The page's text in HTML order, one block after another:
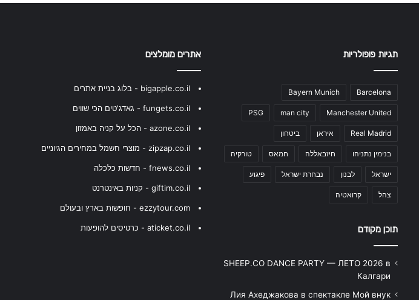
תגיות פופולריות
Barcelona
Bayern Munich
Manchester United
man city
PSG
Real Madrid איראן ביטחון
בנימין נתניהו חיזבאללה חמאס טורקיה
ישראל לבנון נבחרת ישראל פיגוע
צהל קרואטיה
תוכן מקודם
SHEEP.CO DANCE PARTY — ЛЕТО 2026 в
Калгари
Лия Ахеджакова в спектакле Мой внук
אתרים מומלצים
bigapple.co.il - בלוג בניית אתרים
fungets.co.il - גאדג'טים הכי שווים
azone.co.il - הכל על קניה באמזון
zipzap.co.il - מוצרי חשמל במחירים הגיוניים
fnews.co.il - חדשות כלכלה
giftim.co.il - קניות באינטרנט
ezzytour.com - חופשות בארץ ובעולם
aticket.co.il - כרטיסים להופעות